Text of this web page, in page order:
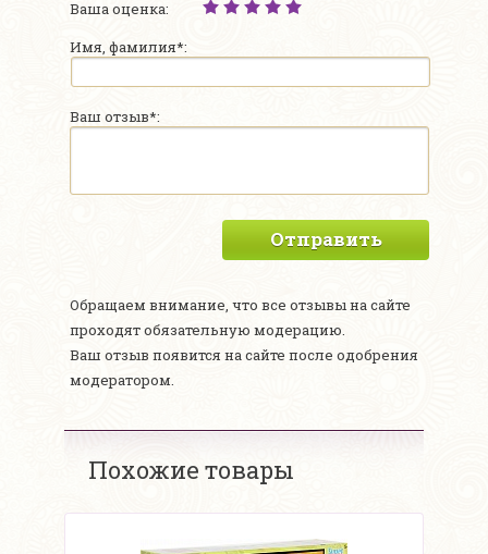
Ваша оценка:
Имя, фамилия*:
Ваш отзыв*:
Отправить
Обращаем внимание, что все отзывы на сайте
проходят обязательную модерацию.
Ваш отзыв появится на сайте после одобрения
модератором.
Похожие товары